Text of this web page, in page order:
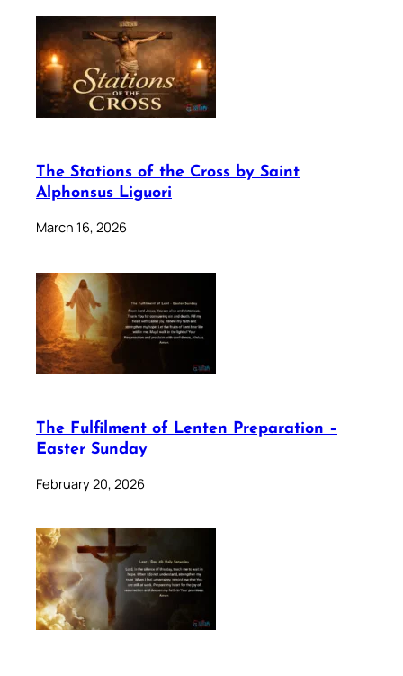
The Stations of the Cross by Saint
Alphonsus Liguori
March 16, 2026
The Fulfilment of Lenten Preparation –
Easter Sunday
February 20, 2026